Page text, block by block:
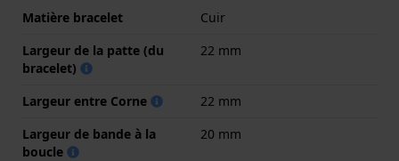
Matière bracelet
Cuir
Largeur de la patte (du
bracelet)
22 mm
Largeur entre Corne
22 mm
Largeur de bande à la
boucle
20 mm